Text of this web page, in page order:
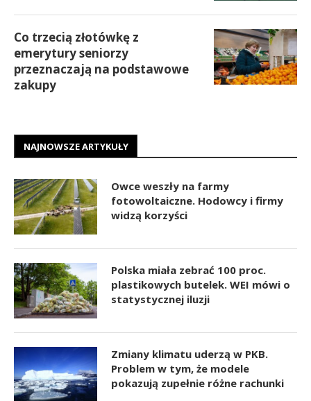
Co trzecią złotówkę z
emerytury seniorzy
przeznaczają na podstawowe
zakupy
NAJNOWSZE ARTYKUŁY
Owce weszły na farmy
fotowoltaiczne. Hodowcy i firmy
widzą korzyści
Polska miała zebrać 100 proc.
plastikowych butelek. WEI mówi o
statystycznej iluzji
Zmiany klimatu uderzą w PKB.
Problem w tym, że modele
pokazują zupełnie różne rachunki